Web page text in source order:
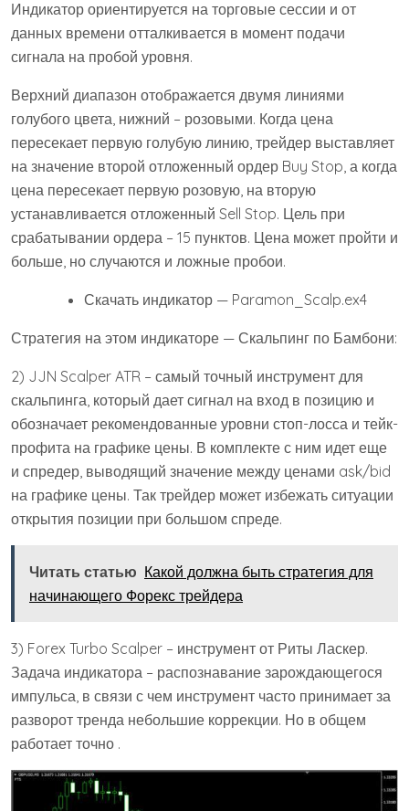
Индикатор ориентируется на торговые сессии и от
данных времени отталкивается в момент подачи
сигнала на пробой уровня.
Верхний диапазон отображается двумя линиями
голубого цвета, нижний – розовыми. Когда цена
пересекает первую голубую линию, трейдер выставляет
на значение второй отложенный ордер Buy Stop, а когда
цена пересекает первую розовую, на вторую
устанавливается отложенный Sell Stop. Цель при
срабатывании ордера – 15 пунктов. Цена может пройти и
больше, но случаются и ложные пробои.
Скачать индикатор — Paramon_Scalp.ex4
Стратегия на этом индикаторе — Скальпинг по Бамбони:
2) JJN Scalper ATR – самый точный инструмент для
скальпинга, который дает сигнал на вход в позицию и
обозначает рекомендованные уровни стоп-лосса и тейк-
профита на графике цены. В комплекте с ним идет еще
и спредер, выводящий значение между ценами ask/bid
на графике цены. Так трейдер может избежать ситуации
открытия позиции при большом спреде.
Читать статью Какой должна быть стратегия для
начинающего Форекс трейдера
3) Forex Turbo Scalper – инструмент от Риты Ласкер.
Задача индикатора – распознавание зарождающегося
импульса, в связи с чем инструмент часто принимает за
разворот тренда небольшие коррекции. Но в общем
работает точно .